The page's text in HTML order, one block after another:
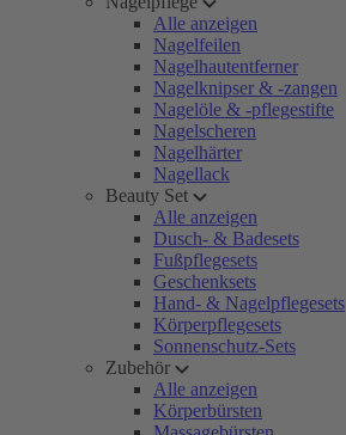
Alle anzeigen
Nagelfeilen
Nagelhautentferner
Nagelknipser & -zangen
Nagelöle & -pflegestifte
Nagelscheren
Nagelhärter
Nagellack
Beauty Set
Alle anzeigen
Dusch- & Badesets
Fußpflegesets
Geschenksets
Hand- & Nagelpflegesets
Körperpflegesets
Sonnenschutz-Sets
Zubehör
Alle anzeigen
Körperbürsten